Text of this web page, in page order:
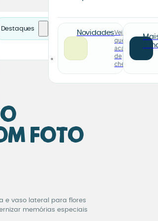
Destaques
NovidadesVeja o
que
acabou
de
chegar
Foto
e vaso lateral para flores
memórias especiais